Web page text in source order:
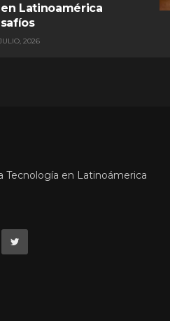
Latinoamérica
2026
Tecnología en Latinoámerica